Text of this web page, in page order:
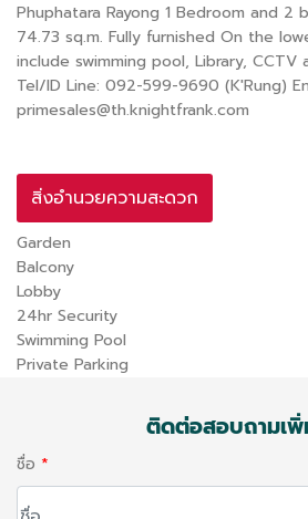
Phuphatara Rayong 1 Bedroom and 2
74.73 sq.m. Fully furnished On the
include swimming pool, Library,
Tel/ID Line: 092-599-9690 (K'Rung)
primesales@th.knightfrank.com
สิ่งอำนวยความสะดวก
Garden
Balcony
Lobby
24hr Security
Swimming Pool
Private Parking
ติดต่อสอบถามเพิ่
ชื่อ *